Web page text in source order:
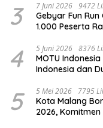
3 7 Juni 2026 9472
Gebyar Fun
1.000 Peserta
4 5 Juni 2026 8376
MOTU
Indonesia dan
5 5 Mei 2026 7795
Kota Malang
2026,